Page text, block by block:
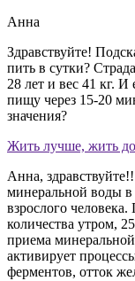
Анна
Здравствуйте!
пить в сутки?
28 лет и вес 41 кг.
пищу через 15-20
значения?
Жить лучше, жить
Анна,
минеральной воды в
взрослого
количества утром,
приема
активирует
ферментов, отток